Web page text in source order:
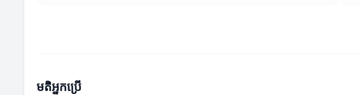
មតិអ្នកប្រើ